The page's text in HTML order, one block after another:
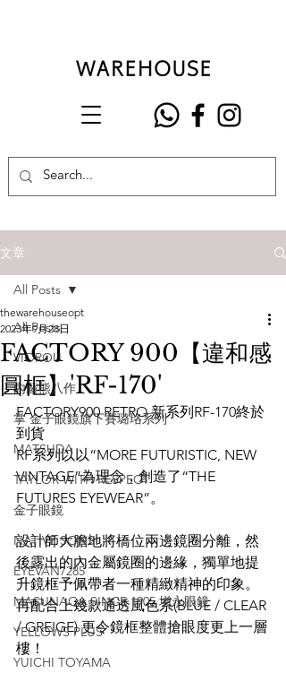
文章
All Posts
VIOROU
內藤熊八作
掌 金子眼鏡旗下賽璐珞系列
MATSUDA
TAYLOR WITH RESPECT
金子眼鏡
NATIVE SONS
EYEVAN7285
MASUNAGA SINCE 1905 增永眼鏡
YELLOWS PLUS
YUICHI TOYAMA
All Posts
FACTORY 900【違和感
圓框】'RF-170'
thewarehouseopt
2023年9月28日
FACTORY900 RETRO 新系列RF-170終於
到貨
RF系列以以“MORE FUTURISTIC, NEW
VINTAGE”為理念，創造了“THE
FUTURES EYEWEAR”。
設計師大膽地將橋位兩邊鏡圈分離，然
後露出的內金屬鏡圈的邊緣，獨單地提
升鏡框予佩帶者一種精緻精神的印象。
再配合上幾款通透風色系(BLUE / CLEAR
/ GREIGE) 更令鏡框整體搶眼度更上一層
樓！